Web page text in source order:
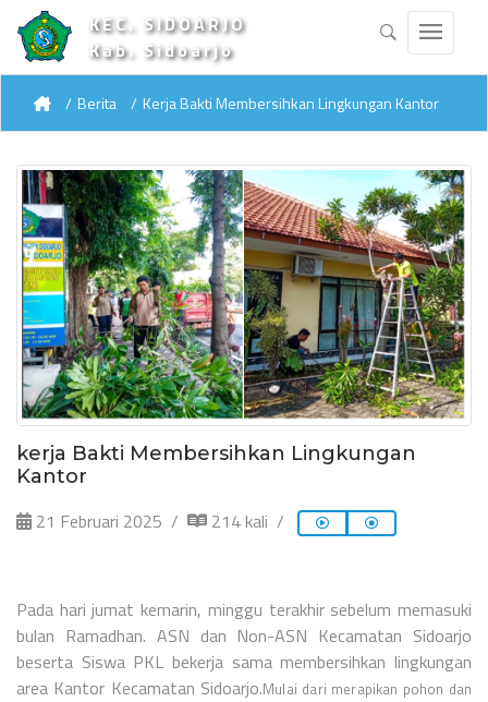
KEC. SIDOARJO
Kab. Sidoarjo
Berita Kerja Bakti Membersihkan Lingkungan Kantor
kerja Bakti Membersihkan Lingkungan
Kantor
21 Februari 2025 214 kali
Pada hari jumat kemarin, minggu terakhir sebelum memasuki
bulan Ramadhan. ASN dan Non-ASN Kecamatan Sidoarjo
beserta Siswa PKL bekerja sama membersihkan lingkungan
area Kantor Kecamatan Sidoarjo.Mulai dari merapikan pohon dan